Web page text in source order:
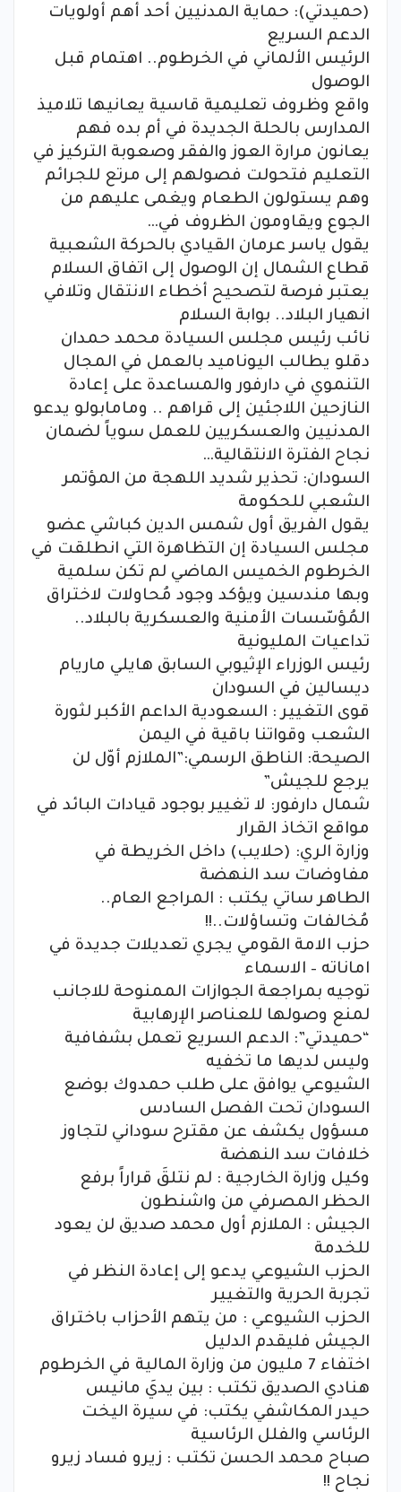
(حميدتي): حماية المدنيين أحد أهم أولويات
الدعم السريع
الرئيس الألماني في الخرطوم.. اهتمام قبل
الوصول
واقع وظروف تعليمية قاسية يعانيها تلاميذ
المدارس بالحلة الجديدة في أم بده فهم
يعانون مرارة العوز والفقر وصعوبة التركيز في
التعليم فتحولت فصولهم إلى مرتع للجرائم
وهم يستولون الطعام ويغمى عليهم من
الجوع ويقاومون الظروف في…
يقول ياسر عرمان القيادي بالحركة الشعبية
قطاع الشمال إن الوصول إلى اتفاق السلام
يعتبر فرصة لتصحيح أخطاء الانتقال وتلافي
انهيار البلاد.. بوابة السلام
نائب رئيس مجلس السيادة محمد حمدان
دقلو يطالب اليوناميد بالعمل في المجال
التنموي في دارفور والمساعدة على إعادة
النازحين اللاجئين إلى قراهم .. ومامابولو يدعو
المدنيين والعسكريين للعمل سوياً لضمان
نجاح الفترة الانتقالية…
السودان: تحذير شديد اللهجة من المؤتمر
الشعبي للحكومة
يقول الفريق أول شمس الدين كباشي عضو
مجلس السيادة إن التظاهرة التي انطلقت في
الخرطوم الخميس الماضي لم تكن سلمية
وبها مندسين ويؤكد وجود مُحاولات لاختراق
المُؤسّسات الأمنية والعسكرية بالبلاد..
تداعيات المليونية
رئيس الوزراء الإثيوبي السابق هايلي ماريام
ديسالين في السودان
قوى التغيير : السعودية الداعم الأكبر لثورة
الشعب وقواتنا باقية في اليمن
الصيحة: الناطق الرسمي:”الملازم أوّل لن
يرجع للجيش”
شمال دارفور: لا تغيير بوجود قيادات البائد في
مواقع اتخاذ القرار
وزارة الري: (حلايب) داخل الخريطة في
مفاوضات سد النهضة
الطاهر ساتي يكتب : المراجع العام..
مُخالفات وتساؤلات..!!
حزب الامة القومي يجري تعديلات جديدة في
اماناته – الاسماء
توجيه بمراجعة الجوازات الممنوحة للاجانب
لمنع وصولها للعناصر الإرهابية
“حميدتي”: الدعم السريع تعمل بشفافية
وليس لديها ما تخفيه
الشيوعي يوافق على طلب حمدوك بوضع
السودان تحت الفصل السادس
مسؤول يكشف عن مقترح سوداني لتجاوز
خلافات سد النهضة
وكيل وزارة الخارجية : لم نتلقَ قراراً برفع
الحظر المصرفي من واشنطون
الجيش : الملازم أول محمد صديق لن يعود
للخدمة
الحزب الشيوعي يدعو إلى إعادة النظر في
تجربة الحرية والتغيير
الحزب الشيوعي : من يتهم الأحزاب باختراق
الجيش فليقدم الدليل
اختفاء 7 مليون من وزارة المالية في الخرطوم
هنادي الصديق تكتب : بين يديَ مانيس
حيدر المكاشفي يكتب: في سيرة اليخت
الرئاسي والفلل الرئاسية
صباح محمد الحسن تكتب : زيرو فساد زيرو
نجاح !!